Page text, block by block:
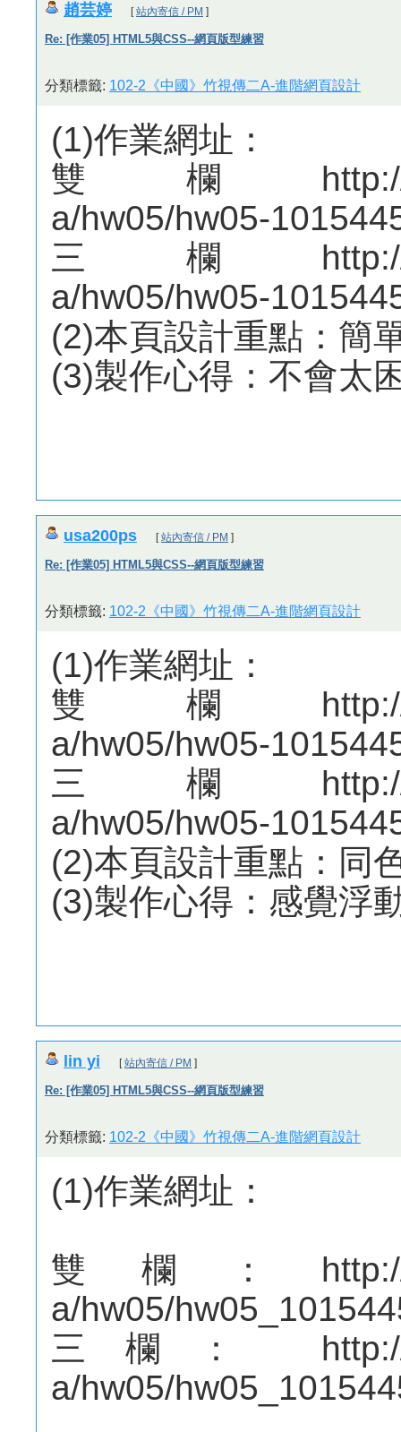
趙芸婷 [站內寄信 / PM ]
Re: [作業05] HTML5與CSS--網頁版型練習
分類標籤: 102-2《中國》竹視傳二A-進階網頁設計
(1)作業網址：
雙欄http://
a/hw05/hw05-
三欄http://
a/hw05/hw05-
(2)本頁設計重點：簡
(3)製作心得：不會太
usa200ps [站內寄信 / PM ]
Re: [作業05] HTML5與CSS--網頁版型練習
分類標籤: 102-2《中國》竹視傳二A-進階網頁設計
(1)作業網址：
雙欄http://
a/hw05/hw05-
三欄http://
a/hw05/hw05-
(2)本頁設計重點：同
(3)製作心得：感覺浮
lin yi [站內寄信 / PM ]
Re: [作業05] HTML5與CSS--網頁版型練習
分類標籤: 102-2《中國》竹視傳二A-進階網頁設計
(1)作業網址：
雙欄：http://
a/hw05/
三欄： http://
a/hw05/